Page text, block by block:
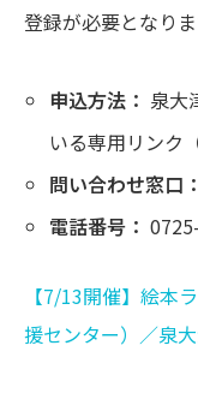
登録が必要となりま
申込方法： 泉大
いる専用リンク
問い合わせ窓口：
電話番号：
【7/13開催】絵本
援センター）／泉